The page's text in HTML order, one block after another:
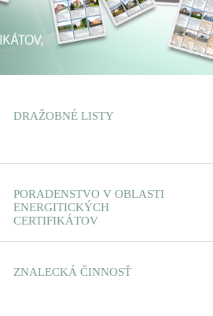
DRAŽOBNÉ LISTY
PORADENSTVO V OBLASTI
ENERGITICKÝCH
CERTIFIKÁTOV
ZNALECKÁ ČINNOSŤ